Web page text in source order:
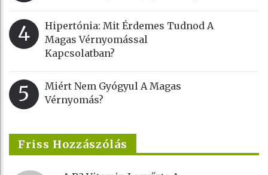
4
Hipertónia: Mit Érdemes Tudnod A
Magas Vérnyomással
Kapcsolatban?
5
Miért Nem Gyógyul A Magas
Vérnyomás?
Friss Hozzászólás